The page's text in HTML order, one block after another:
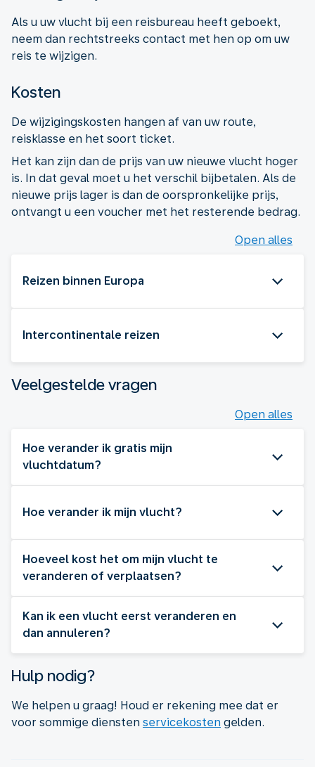
Als u uw vlucht bij een reisbureau heeft geboekt,
neem dan rechtstreeks contact met hen op om uw
reis te wijzigen.
Kosten
De wijzigingskosten hangen af van uw route,
reisklasse en het soort ticket.
Het kan zijn dan de prijs van uw nieuwe vlucht hoger
is. In dat geval moet u het verschil bijbetalen. Als de
nieuwe prijs lager is dan de oorspronkelijke prijs,
ontvangt u een voucher met het resterende bedrag.
Open alles
Reizen binnen Europa
Intercontinentale reizen
Veelgestelde vragen
Open alles
Hoe verander ik gratis mijn
vluchtdatum?
Hoe verander ik mijn vlucht?
Hoeveel kost het om mijn vlucht te
veranderen of verplaatsen?
Kan ik een vlucht eerst veranderen en
dan annuleren?
Hulp nodig?
We helpen u graag! Houd er rekening mee dat er
voor sommige diensten servicekosten gelden.